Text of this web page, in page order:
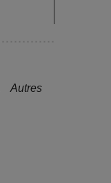
Autres